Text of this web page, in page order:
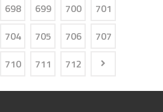
698 699 700
701
704 705 706
707
710 711 712